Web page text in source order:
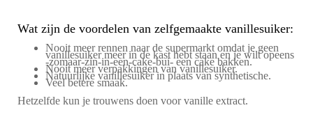
Wat zijn de voordelen van zelfgemaakte vanillesuiker:
Nooit meer rennen naar de supermarkt omdat je geen
vanillesuiker meer in de kast hebt staan en je wilt opeens
-zomaar-zin-in-een-cake-bui- een cake bakken.
Nooit meer verpakkingen van vanillesuiker.
Natuurlijke vanillesuiker in plaats van synthetische.
Veel betere smaak.
Hetzelfde kun je trouwens doen voor vanille extract.